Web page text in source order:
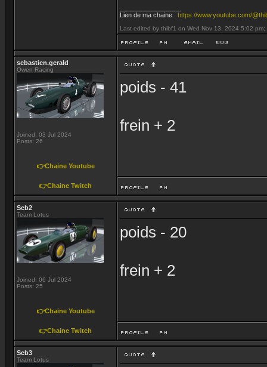
Lien de ma chaine : https://www.youtube.com/
Last edited by thibf1 on Wed Nov 13, 2024 5:02
sebastien.gerald
Owen Racing
Joined: 03 Jul 2024
Posts: 26
👉Chaine Youtube
👉Chaine Twitch
poids - 41
frein + 2
Seb2
Team Lotus
Joined: 06 Jul 2024
Posts: 25
👉Chaine Youtube
👉Chaine Twitch
poids - 20
frein + 2
Seb3
Team Lotus